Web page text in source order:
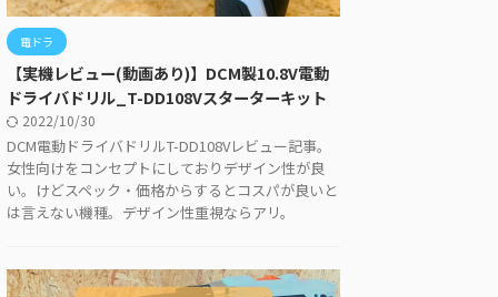
電ドラ
【実機レビュー(動画あり)】DCM製10.8V電動
ドライバドリル_T-DD108Vスターターキット
2022/10/30
DCM電動ドライバドリルT-DD108Vレビュー記事。
女性向けをコンセプトにしておりデザイン性が良
い。けどスペック・価格からするとコスパが良いと
は言えない機種。デザイン性重視ならアリ。